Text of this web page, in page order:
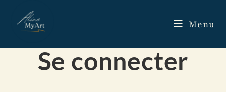
Menu
Se connecter